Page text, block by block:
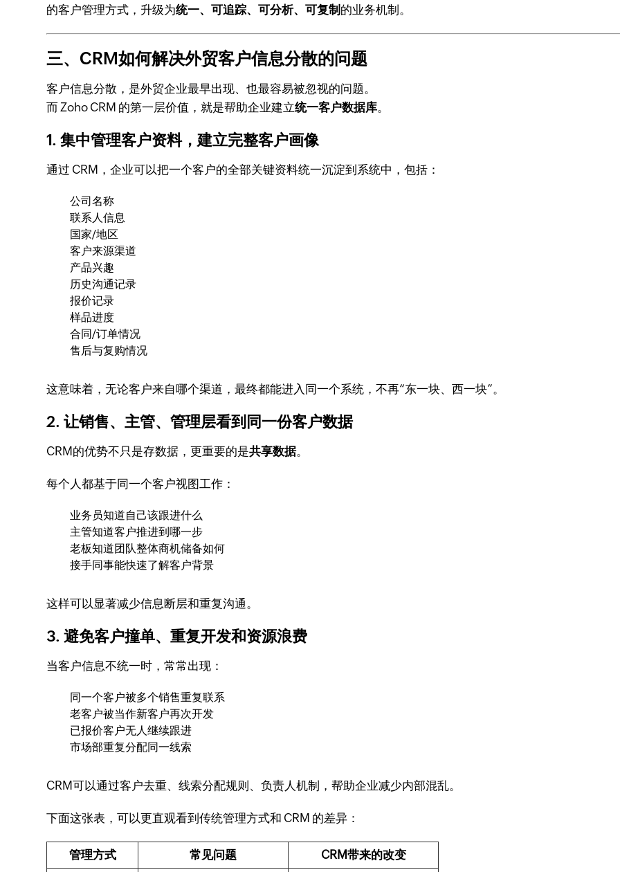
的客户管理方式，升级为统一、可追踪、可分析、可复制 的业务机制。
三、CRM如何解决外贸客户信息分散的问题
客户信息分散，是外贸企业最早出现、也最容易被忽视的问题。
而 Zoho CRM 的第一层价值，就是帮助企业建立统一客户数据库。
1. 集中管理客户资料，建立完整客户画像
通过 CRM，企业可以把一个客户的全部关键资料统一沉淀到系统中，包括：
公司名称
联系人信息
国家/地区
客户来源渠道
产品兴趣
历史沟通记录
报价记录
样品进度
合同/订单情况
售后与复购情况
这意味着，无论客户来自哪个渠道，最终都能进入同一个系统，不再“东一块、西一块”。
2. 让销售、主管、管理层看到同一份客户数据
CRM的优势不只是存数据，更重要的是共享数据。
每个人都基于同一个客户视图工作：
业务员知道自己该跟进什么
主管知道客户推进到哪一步
老板知道团队整体商机储备如何
接手同事能快速了解客户背景
这样可以显著减少信息断层和重复沟通。
3. 避免客户撞单、重复开发和资源浪费
当客户信息不统一时，常常出现：
同一个客户被多个销售重复联系
老客户被当作新客户再次开发
已报价客户无人继续跟进
市场部重复分配同一线索
CRM可以通过客户去重、线索分配规则、负责人机制，帮助企业减少内部混乱。
下面这张表，可以更直观看到传统管理方式和 CRM 的差异：
管理方式 常见问题 CRM带来的改变